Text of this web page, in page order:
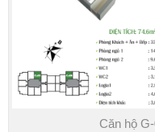
Căn hộ